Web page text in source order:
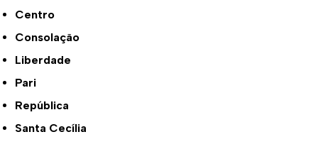
Centro
Consolação
Liberdade
Pari
República
Santa Cecília